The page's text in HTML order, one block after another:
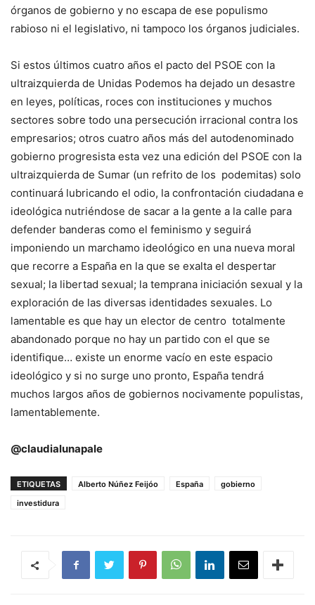
órganos de gobierno y no escapa de ese populismo
rabioso ni el legislativo, ni tampoco los órganos judiciales.
Si estos últimos cuatro años el pacto del PSOE con la
ultraizquierda de Unidas Podemos ha dejado un desastre
en leyes, políticas, roces con instituciones y muchos
sectores sobre todo una persecución irracional contra los
empresarios; otros cuatro años más del autodenominado
gobierno progresista esta vez una edición del PSOE con la
ultraizquierda de Sumar (un refrito de los podemitas) solo
continuará lubricando el odio, la confrontación ciudadana e
ideológica nutriéndose de sacar a la gente a la calle para
defender banderas como el feminismo y seguirá
imponiendo un marchamo ideológico en una nueva moral
que recorre a España en la que se exalta el despertar
sexual; la libertad sexual; la temprana iniciación sexual y la
exploración de las diversas identidades sexuales. Lo
lamentable es que hay un elector de centro totalmente
abandonado porque no hay un partido con el que se
identifique… existe un enorme vacío en este espacio
ideológico y si no surge uno pronto, España tendrá
muchos largos años de gobiernos nocivamente populistas,
lamentablemente.
@claudialunapale
ETIQUETAS Alberto Núñez Feijóo España
gobierno
investidura